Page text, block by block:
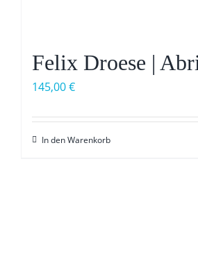
Felix Droese |
145,00€
In den Warenkorb